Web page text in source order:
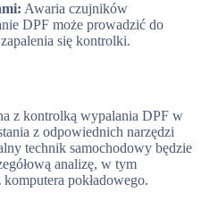
Awaria czujników
DPF może prowadzić do
się kontrolki.
z kontrolką wypalania DPF w
z odpowiednich narzędzi
technik samochodowy będzie
analizę, w tym
pokładowego.